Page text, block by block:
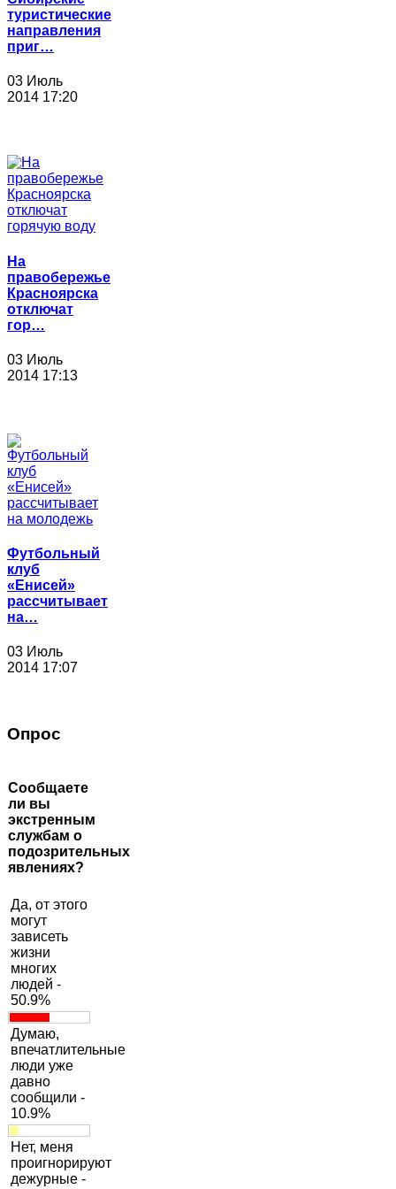
туристические
направления
приг…
03 Июль
2014 17:20
На
правобережье
Красноярска
отключат
гор…
03 Июль
2014 17:13
Футбольный
клуб
«Енисей»
рассчитывает
на…
03 Июль
2014 17:07
Опрос
Сообщаете
ли вы
экстренным
службам о
подозрительных
явлениях?
Да, от этого
могут
зависеть
жизни
многих
людей -
50.9%
Думаю,
впечатлительные
люди уже
давно
сообщили -
10.9%
Нет, меня
проигнорируют
дежурные -